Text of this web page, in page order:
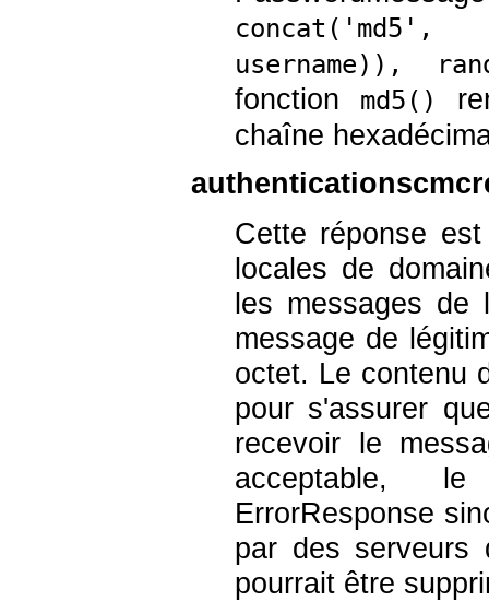
concat('md5',
username)),
fonction md5()
chaîne
Cette réponse
locales de
les messages
message de
octet. Le contenu
pour s'assurer
recevoir le
acceptable, le
ErrorResponse
par des
pourrait être